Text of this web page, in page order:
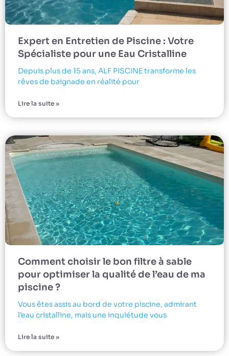
Expert en Entretien de Piscine : Votre
Spécialiste pour une Eau Cristalline
Depuis plus de 15 ans, ALF PISCINE transforme les
rêves de baignade en réalité pour
Lire la suite »
Comment choisir le bon filtre à sable
pour optimiser la qualité de l’eau de ma
piscine ?
Vous êtes assis au bord de votre piscine, admirant
l’eau cristalline, mais une inquiétude vous
Lire la suite »